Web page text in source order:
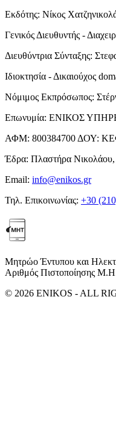
Εκδότης: Νίκος
Γενικός Διευθυντής -
Διευθύντρια Σύνταξης:
Ιδιοκτησία - Δικαιούχος
Νόμιμος Εκπρόσωπος:
Επωνυμία: ΕΝΙΚΟΣ
ΑΦΜ: 800384700 ΔΟΥ:
Έδρα: Πλαστήρα
Email: info@enikos.gr
Τηλ. Επικοινωνίας: +30
Μητρώο Έντυπου και
Αριθμός Πιστοποίησης
© 2026 ENIKOS - ALL